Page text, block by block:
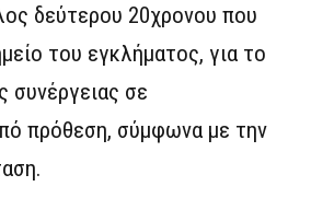
δεύτερου 20χρονου που
του εγκλήματος, για το
συνέργειας σε
πρόθεση, σύμφωνα με την